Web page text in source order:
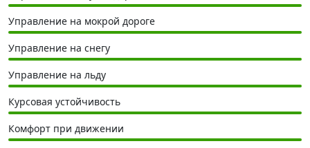
Управление на мокрой дороге
Управление на снегу
Управление на льду
Курсовая устойчивость
Комфорт при движении